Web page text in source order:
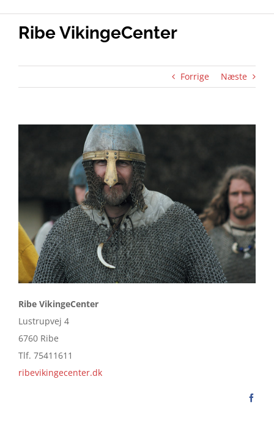
Ribe VikingeCenter
Forrige Næste
Ribe VikingeCenter
Lustrupvej 4
6760 Ribe
Tlf. 75411611
ribevikingecenter.dk